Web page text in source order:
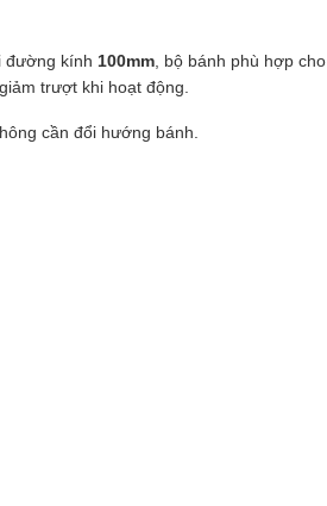
đường kính 100mm , bộ bánh phù hợp cho
trượt khi hoạt động.
cần đổi hướng bánh.